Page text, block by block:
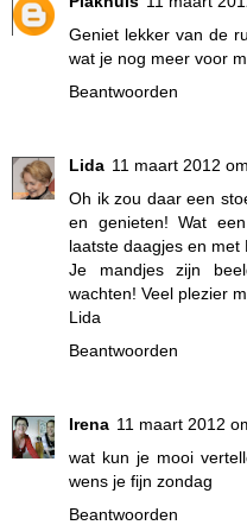
Geniet lekker van de
wat je nog meer voor
Beantwoorden
Lida 11 maart 2012
Oh ik zou daar een
en genieten! Wat
laatste daagjes en
Je mandjes zijn
wachten! Veel plezier
Lida
Beantwoorden
Irena 11 maart 2012
wat kun je mooi
wens je fijn zondag
Beantwoorden